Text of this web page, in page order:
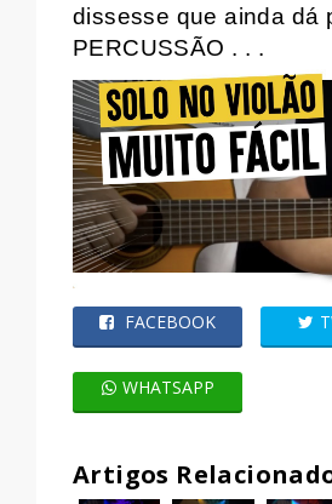
dissesse que ainda dá
PERCUSSÃO . . .
FACEBOOK
WHATSAPP
Artigos